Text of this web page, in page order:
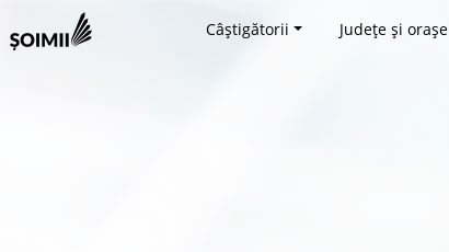
Câștigătorii Județe și orașe